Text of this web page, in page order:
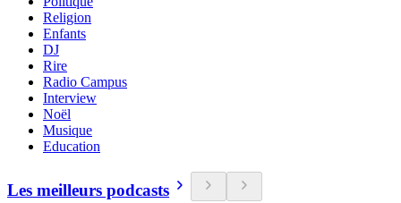
Religion
Enfants
DJ
Rire
Radio Campus
Interview
Noël
Musique
Education
Les meilleurs podcasts